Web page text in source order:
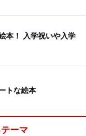
本！ 入学祝いや入学
トな絵本
ーマ